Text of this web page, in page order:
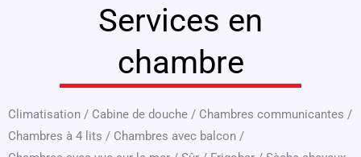
Services en
chambre
Climatisation / Cabine de douche / Chambres communicantes /
Chambres à 4 lits / Chambres avec balcon /